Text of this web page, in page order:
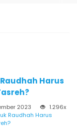
Harus
2023
1.296x
Raudhah Harus